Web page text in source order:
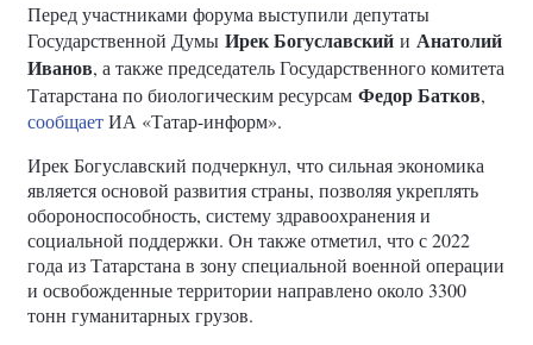
Перед участниками форума выступили депутаты
Государственной Думы Ирек Богуславский и Анатолий
Иванов, а также председатель Государственного комитета
Татарстана по биологическим ресурсам Федор Батков,
сообщаетИА «Татар-информ».
Ирек Богуславский подчеркнул, что сильная экономика
является основой развития страны, позволяя укреплять
обороноспособность, систему здравоохранения и
социальной поддержки. Он также отметил, что с 2022
года из Татарстана в зону специальной военной операции
и освобожденные территории направлено около 3300
тонн гуманитарных грузов.